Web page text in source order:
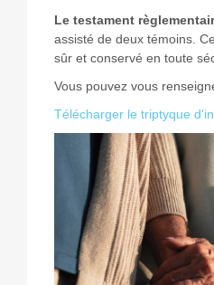
Le testament
assisté de deux témoins.
sûr et conservé en toute
Vous pouvez vous
Télécharger le triptyque